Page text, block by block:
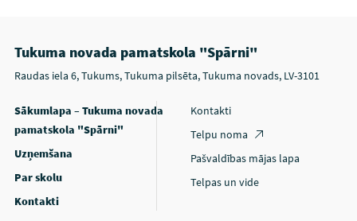
Tukuma novada pamatskola "Spārni"
Raudas iela 6, Tukums, Tukuma pilsēta, Tukuma novads, LV-3101
Sākumlapa – Tukuma novada
pamatskola "Spārni"
Uzņemšana
Par skolu
Kontakti
Kontakti
Telpu noma
Pašvaldības mājas lapa
Telpas un vide